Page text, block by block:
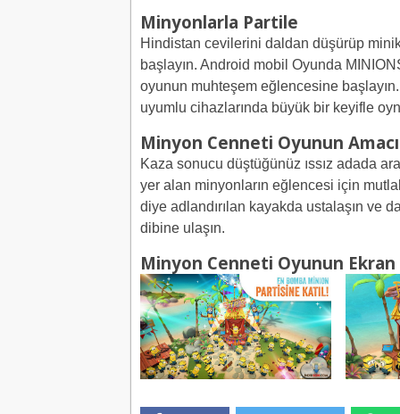
Minyonlarla Partile
Hindistan cevilerini daldan düşürüp
başlayın. Android mobil Oyunda
oyunun muhteşem eğlencesine
uyumlu cihazlarında büyük bir keyifle
Minyon Cenneti Oyunun Amacı
Kaza sonucu düştüğünüz ıssız adada
yer alan minyonların eğlencesi için
diye adlandırılan kayakda ustalaşın ve
dibine ulaşın.
Minyon Cenneti Oyunun